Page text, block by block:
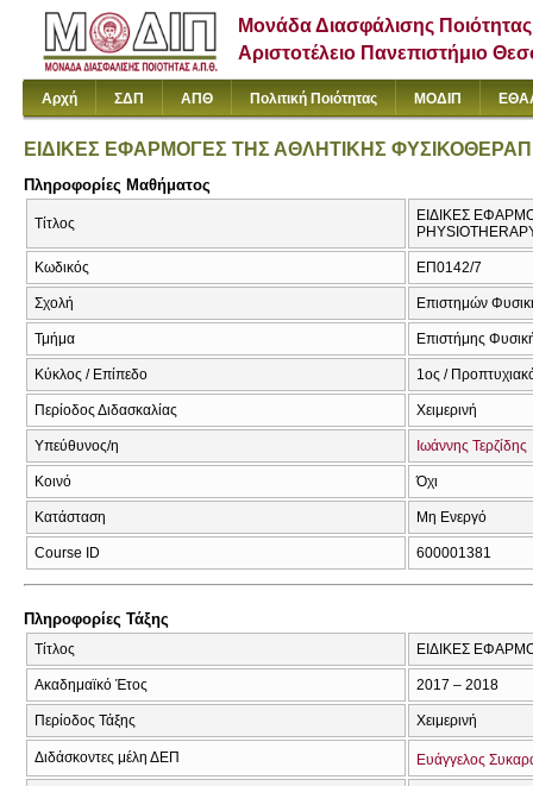
Μονάδα Διασφάλισης Ποιότητας
Αριστοτέλειο Πανεπιστήμιο
Αρχή ΣΔΠ ΑΠΘ Πολιτική Ποιότητας ΜΟΔΙΠ
ΕΙΔΙΚΕΣ ΕΦΑΡΜΟΓΕΣ ΤΗΣ ΑΘΛΗΤΙΚΗΣ
Πληροφορίες Μαθήματος
Τίτλος
ΕΙΔΙΚΕΣ
Κωδικός ΕΠ0142/7
Σχολή Επιστημών
Τμήμα Επιστήμης
Κύκλος / Επίπεδο 1ος /
Περίοδος Διδασκαλίας Χειμερινή
Υπεύθυνος/η Ιωάννης Τερζίδης
Κοινό Όχι
Κατάσταση Μη Ενεργό
Course ID 600001381
Πληροφορίες Τάξης
Τίτλος ΕΙΔΙΚΕΣ
Ακαδημαϊκό Έτος 2017 – 2018
Περίοδος Τάξης Χειμερινή
Διδάσκοντες μέλη ΔΕΠ Ευάγγελος